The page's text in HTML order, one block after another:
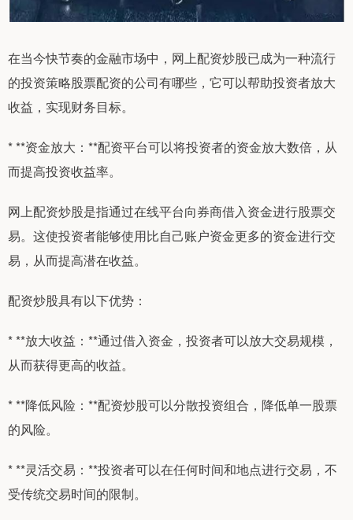
在当今快节奏的金融市场中，网上配资炒股已成为一种流行
的投资策略股票配资的公司有哪些，它可以帮助投资者放大
收益，实现财务目标。
* **资金放大：**配资平台可以将投资者的资金放大数倍，从
而提高投资收益率。
网上配资炒股是指通过在线平台向券商借入资金进行股票交
易。这使投资者能够使用比自己账户资金更多的资金进行交
易，从而提高潜在收益。
配资炒股具有以下优势：
* **放大收益：**通过借入资金，投资者可以放大交易规模，
从而获得更高的收益。
* **降低风险：**配资炒股可以分散投资组合，降低单一股票
的风险。
* **灵活交易：**投资者可以在任何时间和地点进行交易，不
受传统交易时间的限制。